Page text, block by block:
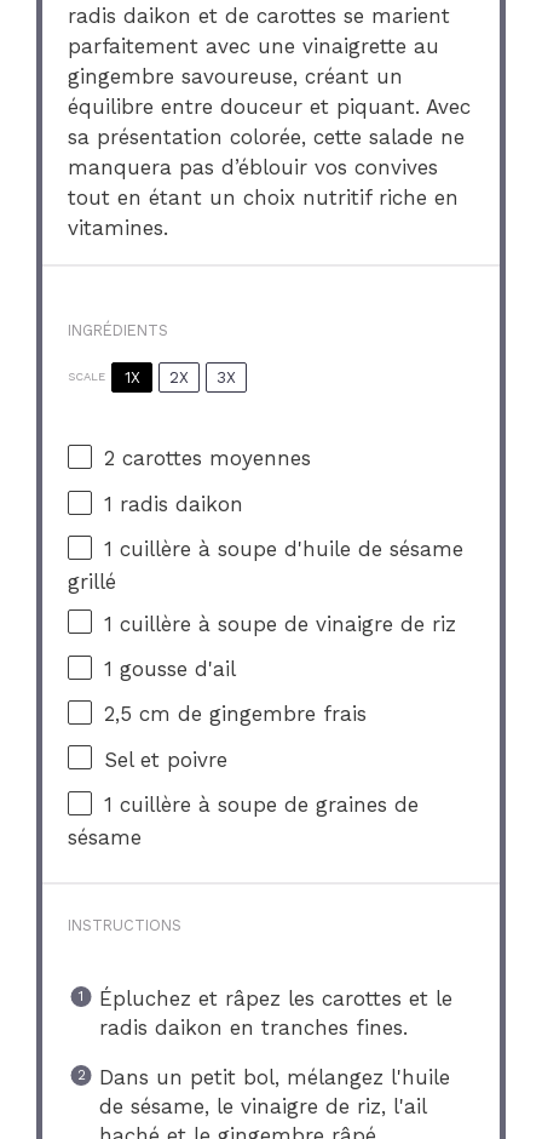
radis daikon et de carottes se marient
parfaitement avec une vinaigrette au
gingembre savoureuse, créant un
équilibre entre douceur et piquant. Avec
sa présentation colorée, cette salade ne
manquera pas d’éblouir vos convives
tout en étant un choix nutritif riche en
vitamines.
INGRÉDIENTS
SCALE 1X 2X 3X
2 carottes moyennes
1 radis daikon
1 cuillère à soupe d'huile de sésame
grillé
1 cuillère à soupe de vinaigre de riz
1 gousse d'ail
2,5 cm de gingembre frais
Sel et poivre
1 cuillère à soupe de graines de
sésame
INSTRUCTIONS
Épluchez et râpez les carottes et le
radis daikon en tranches fines.
Dans un petit bol, mélangez l'huile
de sésame, le vinaigre de riz, l'ail